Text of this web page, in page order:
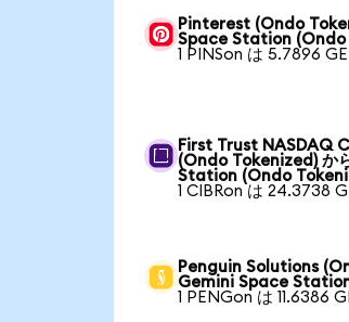
Pinterest (Ondo
Space Station (Ondo
1 PINSon は 5.7896
First Trust NASDAQ
(Ondo Tokenized) か
Station (Ondo
1 CIBRon は 24.3738
Penguin Solutions
Gemini Space
1 PENGon は 11.6386